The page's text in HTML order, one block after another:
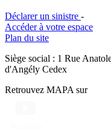
Déclarer un sinistre -
Accéder à votre espace
Plan du site
Siège social : 1 Rue
d'Angély Cedex
Retrouvez MAPA sur